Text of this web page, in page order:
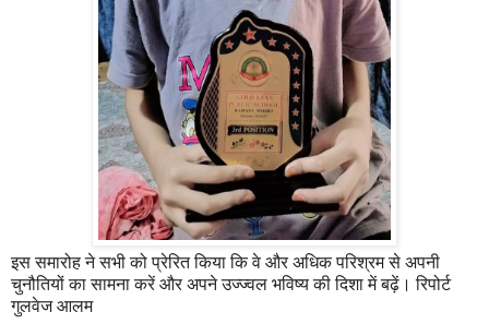
इस समारोह ने सभी को प्रेरित किया कि वे और अधिक परिश्रम से अपनी
चुनौतियों का सामना करें और अपने उज्ज्वल भविष्य की दिशा में बढ़ें। रिपोर्ट
गुलवेज आलम